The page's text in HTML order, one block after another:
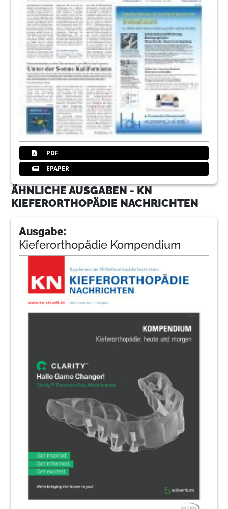
PDF
EPAPER
ÄHNLICHE AUSGABEN - KN
KIEFERORTHOPÄDIE NACHRICHTEN
Ausgabe:
Kieferorthopädie Kompendium